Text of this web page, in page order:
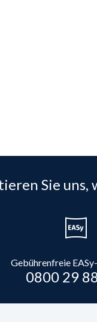
Sie uns,
Gebührenfreie
0800 29